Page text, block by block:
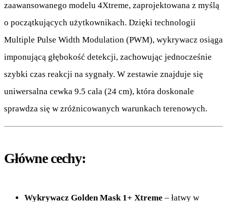
zaawansowanego modelu 4Xtreme, zaprojektowana z myślą
o początkujących użytkownikach. Dzięki technologii
Multiple Pulse Width Modulation (PWM), wykrywacz osiąga
imponującą głębokość detekcji, zachowując jednocześnie
szybki czas reakcji na sygnały. W zestawie znajduje się
uniwersalna cewka 9.5 cala (24 cm), która doskonale
sprawdza się w zróżnicowanych warunkach terenowych.
Główne cechy:
Wykrywacz Golden Mask 1+ Xtreme – łatwy w